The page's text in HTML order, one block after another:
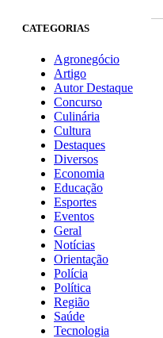
CATEGORIAS
Agronegócio
Artigo
Autor Destaque
Concurso
Culinária
Cultura
Destaques
Diversos
Economia
Educação
Esportes
Eventos
Geral
Notícias
Orientação
Polícia
Política
Região
Saúde
Tecnologia